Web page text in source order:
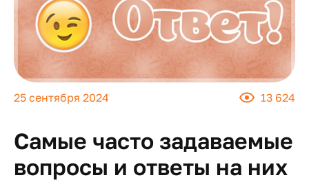
25 сентября 2024 13 624
Самые часто задаваемые
вопросы и ответы на них